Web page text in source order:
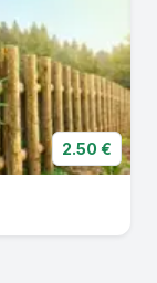
2.50 €